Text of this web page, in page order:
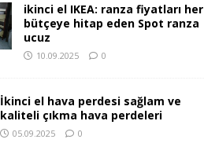
ikinci el IKEA: ranza fiyatları her
bütçeye hitap eden Spot ranza
ucuz
10.09.2025 0
İkinci el hava perdesi sağlam ve
kaliteli çıkma hava perdeleri
05.09.2025 0